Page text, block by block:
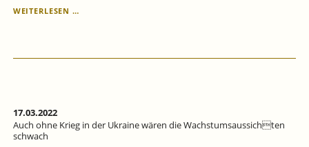
WEITERLESEN …AUF
ERHEBLICHER
17.03.2022
Auch ohne Krieg in der Ukraine wären die Wachstumsaussichten
schwach